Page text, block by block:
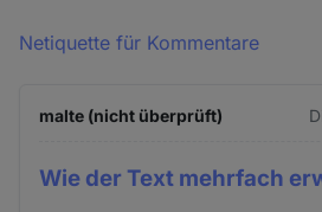
Netiquette für Kommentare
malte (nicht überprüft)
Wie der Text mehrfach